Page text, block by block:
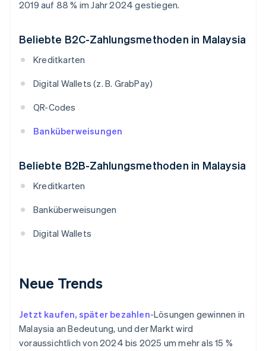
2019 auf 88 % im Jahr 2024 gestiegen.
Beliebte B2C-Zahlungsmethoden in Malaysia
Kreditkarten
Digital Wallets (z. B. GrabPay)
QR-Codes
Banküberweisungen
Beliebte B2B-Zahlungsmethoden in Malaysia
Kreditkarten
Banküberweisungen
Digital Wallets
Neue Trends
Jetzt kaufen, später bezahlen-Lösungen gewinnen in
Malaysia an Bedeutung, und der Markt wird
voraussichtlich von 2024 bis 2025 um mehr als 15 %